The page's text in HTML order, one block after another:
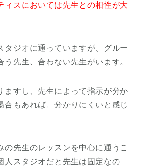
ィスにおいては先生との相性が大
タジオに通っていますが、グルー
う先生、合わない先生がいます。
ますし、先生によって指示が分か
合もあれば、分かりにくいと感じ
の先生のレッスンを中心に通うこ
人スタジオだと先生は固定なの